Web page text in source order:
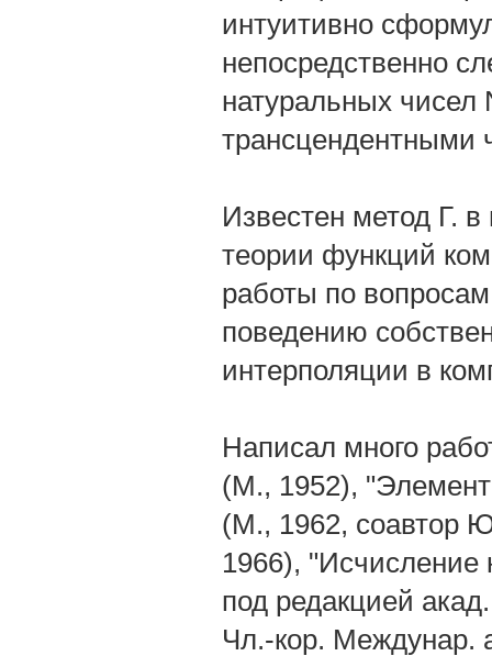
интуитивно
непосредственно
натуральных
трансцендентными
Известен метод Г.
теории функций
работы по
поведению
интерполяции в
Написал много
(М., 1952),
(М., 1962, соавтор
1966), "Исчисление
под редакцией
Чл.-кор. Междунар.